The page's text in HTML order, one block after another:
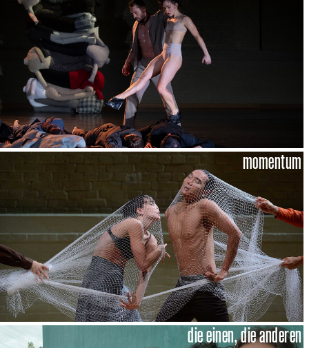
momentum
die einen, die anderen